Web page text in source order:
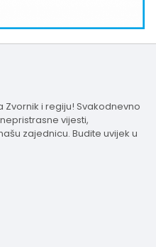
i regiju! Svakodnevno
vijesti,
zajednicu. Budite uvijek u